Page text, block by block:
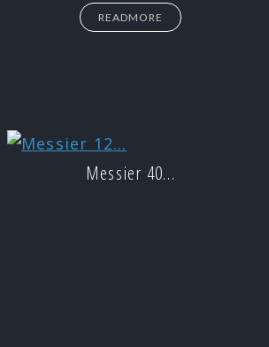
READMORE
Messier 40…